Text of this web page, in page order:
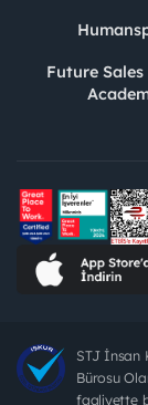
Future
STJ İnsan
Bürosu
faaliyette